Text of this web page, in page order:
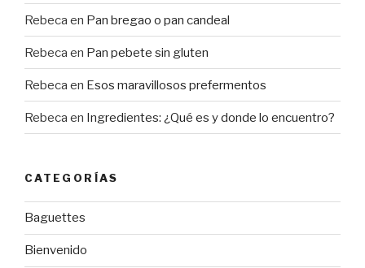
Rebeca en Pan bregao o pan candeal
Rebeca en Pan pebete sin gluten
Rebeca en Esos maravillosos prefermentos
Rebeca en Ingredientes: ¿Qué es y donde lo encuentro?
CATEGORÍAS
Baguettes
Bienvenido